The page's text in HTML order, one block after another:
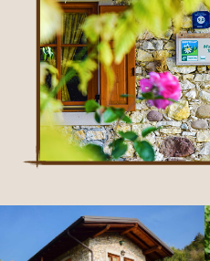
questo testo puoi trovare le
del tuo browser riguardo la
I cookie non sono dannosi né per te
Nei cookie che genera il nostro sito
personale o di profilazione, quali ad
pagamento, ma utilizziamo solamente
di migliorare la tua
Con questa informativa vogliamo
su questo tema puoi visitare